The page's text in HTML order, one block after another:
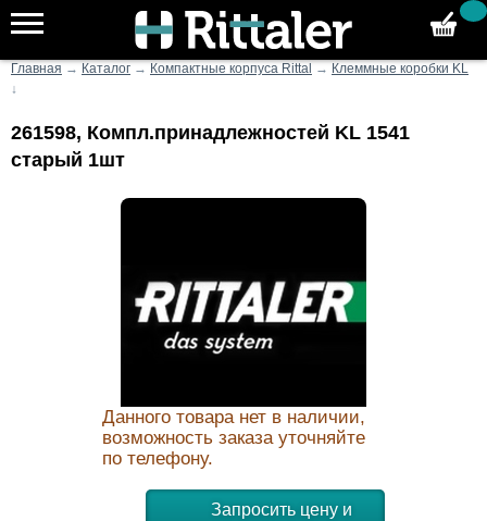
Главная → Каталог → Компактные корпуса Rittal → Клеммные коробки KL
↓
261598, Компл.принадлежностей KL 1541
старый 1шт
Данного товара нет в наличии,
возможность заказа уточняйте
по телефону.
Запросить цену и